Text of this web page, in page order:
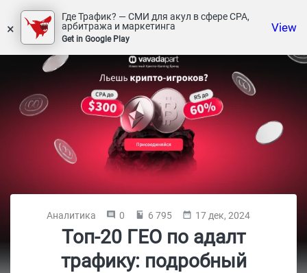
×
Где Трафик? — СМИ для акул в сфере СРА,
арбитража и маркетинга
Get in Google Play
View
Аналитика 0 6 795 17 дек, 2024
Топ-20 ГЕО по адалт
трафику: подробный